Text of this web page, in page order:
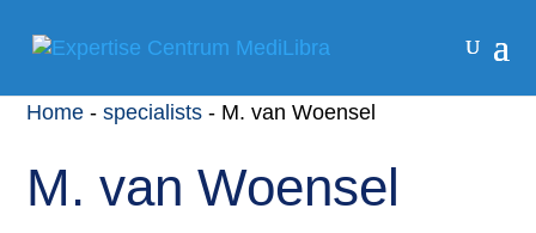
Home -specialists - M. van Woensel
M. van Woensel